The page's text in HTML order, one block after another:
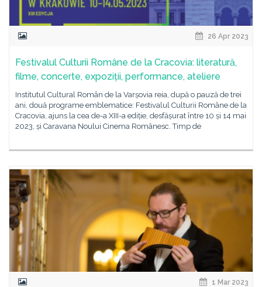
26 Apr 2023
Festivalul Culturii Române de la Cracovia: literatură,
filme, concerte, expoziții, performance, ateliere
Institutul Cultural Român de la Varșovia reia, după o pauză de trei
ani, două programe emblematice: Festivalul Culturii Române de la
Cracovia, ajuns la cea de-a XIII-a ediție, desfășurat între 10 și 14 mai
2023, și Caravana Noului Cinema Românesc. Timp de
1 Mar 2023